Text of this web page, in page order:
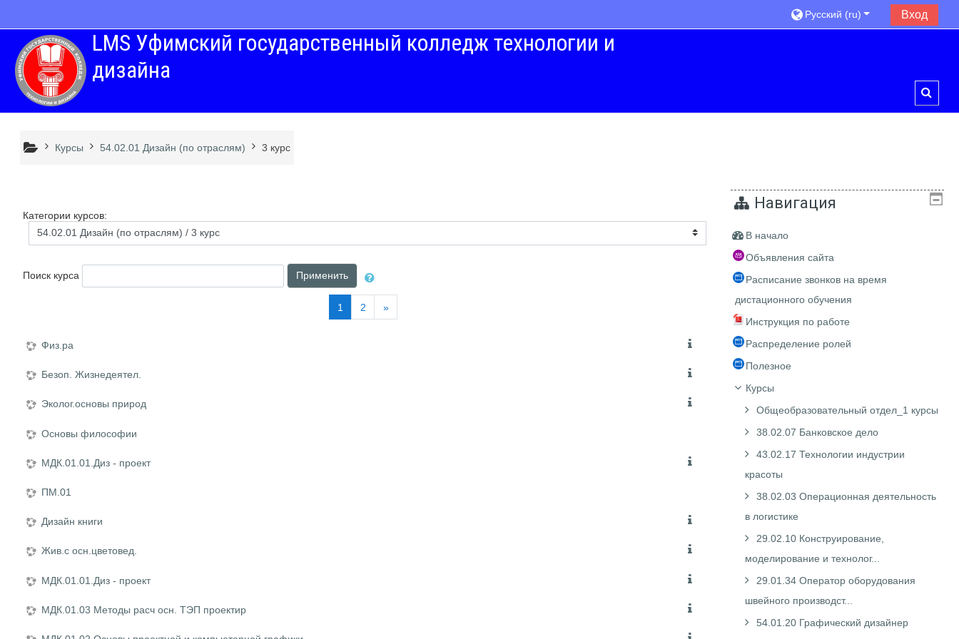
Русский ‎(ru)‎
Вход
LMS Уфимский государственный колледж технологии и
дизайна
Курсы 54.02.01 Дизайн (по отраслям) 3 курс
Категории курсов:
Поиск курса Применить
1 (текущая)
2 »Далее
Физ.ра
Безоп. Жизнедеятел.
Эколог.основы природ
Основы философии
МДК.01.01.Диз - проект
ПМ.01
Дизайн книги
Жив.с осн.цветовед.
МДК.01.01.Диз - проект
МДК.01.03 Методы расч осн. ТЭП проектир
Навигация
В начало
Объявления сайта
Расписание звонков на время
дистационного обучения
Инструкция по работе
Распределение ролей
Полезное
Курсы
Общеобразовательный отдел_1 курсы
38.02.07 Банковское дело
43.02.17 Технологии индустрии
красоты
38.02.03 Операционная деятельность
в логистике
29.02.10 Конструирование,
моделирование и технолог...
29.01.34 Оператор оборудования
швейного производст...
54.01.20 Графический дизайнер